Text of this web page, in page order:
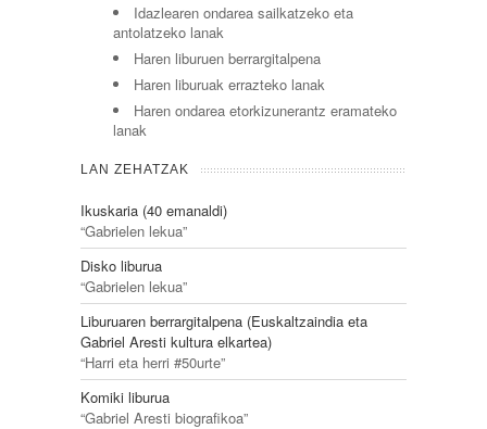
Idazlearen ondarea sailkatzeko eta
antolatzeko lanak
Haren liburuen berrargitalpena
Haren liburuak errazteko lanak
Haren ondarea etorkizunerantz eramateko
lanak
LAN ZEHATZAK
Ikuskaria (40 emanaldi)
“Gabrielen lekua”
Disko liburua
“Gabrielen lekua”
Liburuaren berrargitalpena (Euskaltzaindia eta
Gabriel Aresti kultura elkartea)
“Harri eta herri #50urte”
Komiki liburua
“Gabriel Aresti biografikoa”